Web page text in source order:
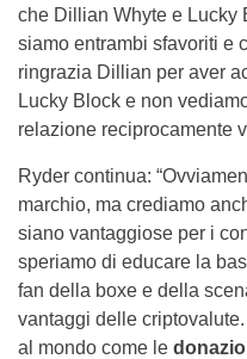
che Dillian Whyte e Lucky
siamo entrambi sfavoriti e
ringrazia Dillian per aver
Lucky Block e non
relazione reciprocamente
Ryder continua:
marchio, ma crediamo
siano vantaggiose per i
speriamo di educare la
fan della boxe e della
vantaggi delle
al mondo come le